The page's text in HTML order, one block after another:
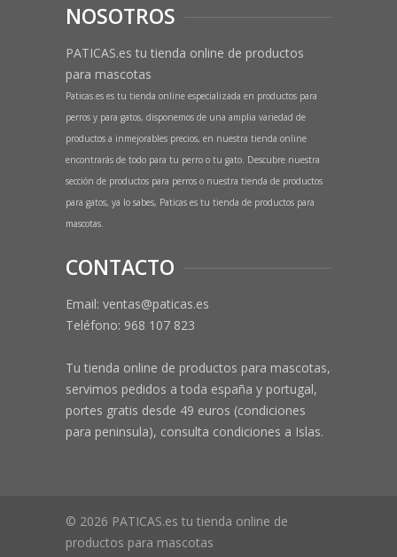
NOSOTROS
PATICAS.es tu tienda online de productos
para mascotas
Paticas.es es tu tienda online especializada en productos para
perros y para gatos, disponemos de una amplia variedad de
productos a inmejorables precios, en nuestra tienda online
encontrarás de todo para tu perro o tu gato. Descubre nuestra
sección de productos para perros o nuestra tienda de productos
para gatos, ya lo sabes, Paticas es tu tienda de productos para
mascotas.
CONTACTO
Email: ventas@paticas.es
Teléfono: 968 107 823
Tu tienda online de productos para mascotas,
servimos pedidos a toda españa y portugal,
portes gratis desde 49 euros (condiciones
para peninsula), consulta condiciones a Islas.
© 2026 PATICAS.es tu tienda online de
productos para mascotas